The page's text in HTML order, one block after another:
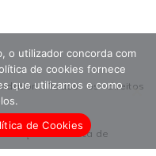
Todos os direitos
Política de
o utilizador concorda com
de cookies fornece
que utilizamos e como
de Cookies